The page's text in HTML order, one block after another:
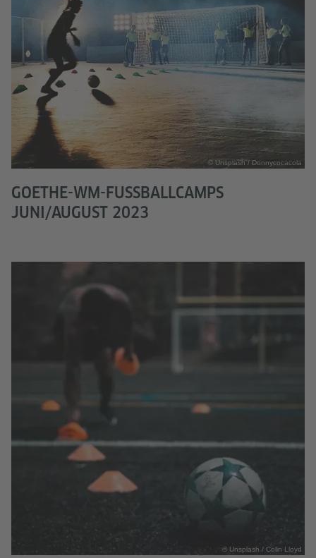
© Unsplash / Donnycocacola
GOETHE-WM-FUSSBALLCAMPS J
UNI/AUGUST 2023
© Unsplash / Colin Lloyd